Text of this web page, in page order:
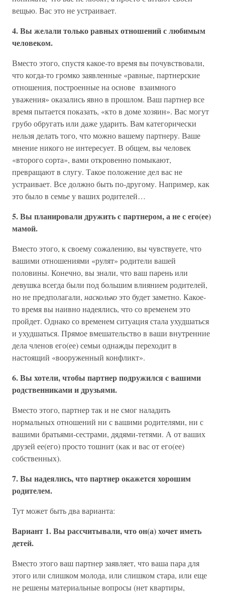
вещью. Вас это не устраивает.
4. Вы желали только равных отношений с любимым
человеком.
Вместо этого, спустя какое-то время вы почувствовали,
что когда-то громко заявленные «равные, партнерские
отношения, построенные на основе взаимного
уважения» оказались явно в прошлом. Ваш партнер все
время пытается показать, «кто в доме хозяин». Вас могут
грубо обругать или даже ударить. Вам категорически
нельзя делать того, что можно вашему партнеру. Ваше
мнение никого не интересует. В общем, вы человек
«второго сорта», вами откровенно помыкают,
превращают в слугу. Такое положение дел вас не
устраивает. Все должно быть по-другому. Например, как
это было в семье у ваших родителей…
5. Вы планировали дружить с партнером, а не с его(ее)
мамой.
Вместо этого, к своему сожалению, вы чувствуете, что
вашими отношениями «рулят» родители вашей
половины. Конечно, вы знали, что ваш парень или
девушка всегда были под большим влиянием родителей,
но не предполагали, насколькоэто будет заметно. Какое-
то время вы наивно надеялись, что со временем это
пройдет. Однако со временем ситуация стала ухудшаться
и ухудшаться. Прямое вмешательство в ваши внутренние
дела членов его(ее) семьи однажды переходит в
настоящий «вооруженный конфликт».
6. Вы хотели, чтобы партнер подружился с вашими
родственниками и друзьями.
Вместо этого, партнер так и не смог наладить
нормальных отношений ни с вашими родителями, ни с
вашими братьями-сестрами, дядями-тетями. А от ваших
друзей ее(его) просто тошнит (как и вас от его(ее)
собственных).
7. Вы надеялись, что партнер окажется хорошим
родителем.
Тут может быть два варианта:
Вариант 1. Вы рассчитывали, что он(а) хочет иметь
детей.
Вместо этого ваш партнер заявляет, что ваша пара для
этого или слишком молода, или слишком стара, или еще
не решены материальные вопросы (нет квартиры,